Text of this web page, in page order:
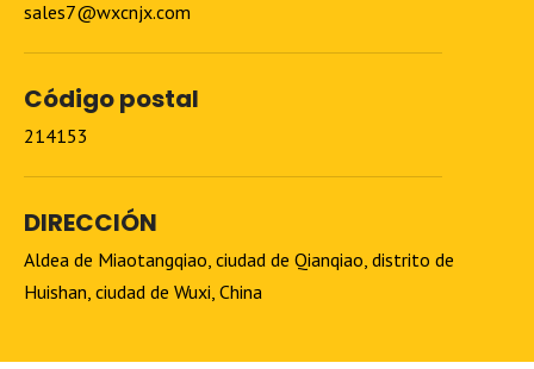
sales7@wxcnjx.com
Código postal
214153
DIRECCIÓN
Aldea de Miaotangqiao, ciudad de Qianqiao, distrito de
Huishan, ciudad de Wuxi, China